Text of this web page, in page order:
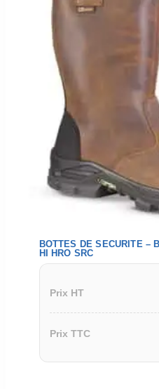
BOTTES DE SECURITE –
HI HRO SRC
Prix HT
Prix TTC